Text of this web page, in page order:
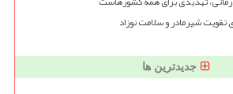
شیرمادر و سلامت نوزاد
جدیدترین ها